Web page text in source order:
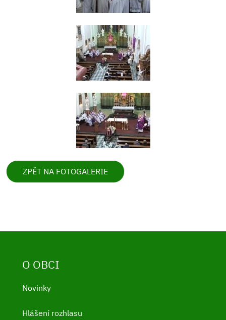
ZPĚT NA FOTOGALERIE
O OBCI
Novinky
Hlášení rozhlasu